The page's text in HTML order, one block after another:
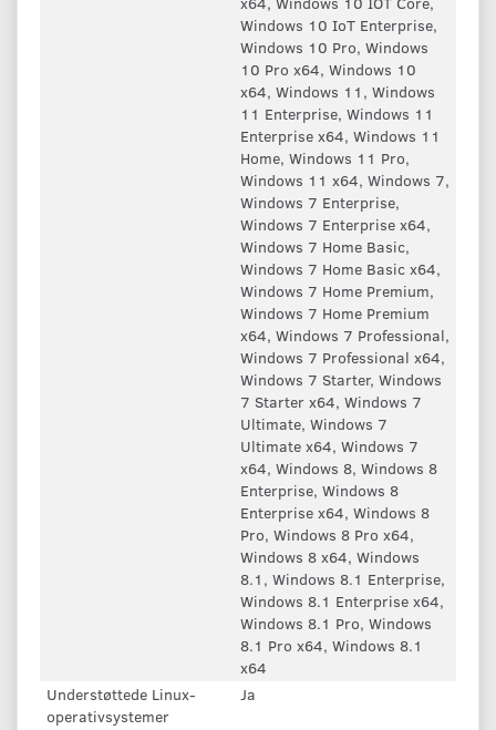
Windows 10 IoT Enterprise,
Windows 10 Pro, Windows
10 Pro x64, Windows 10
x64, Windows 11, Windows
11 Enterprise, Windows 11
Enterprise x64, Windows 11
Home, Windows 11 Pro,
Windows 11 x64, Windows 7,
Windows 7 Enterprise,
Windows 7 Enterprise x64,
Windows 7 Home Basic,
Windows 7 Home Basic x64,
Windows 7 Home Premium,
Windows 7 Home Premium
x64, Windows 7 Professional,
Windows 7 Professional x64,
Windows 7 Starter, Windows
7 Starter x64, Windows 7
Ultimate, Windows 7
Ultimate x64, Windows 7
x64, Windows 8, Windows 8
Enterprise, Windows 8
Enterprise x64, Windows 8
Pro, Windows 8 Pro x64,
Windows 8 x64, Windows
8.1, Windows 8.1 Enterprise,
Windows 8.1 Enterprise x64,
Windows 8.1 Pro, Windows
8.1 Pro x64, Windows 8.1
x64
Understøttede Linux-
operativsystemer
Ja